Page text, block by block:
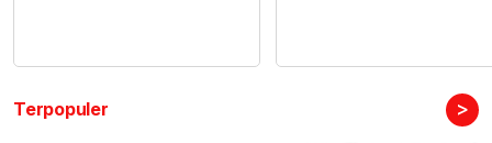
Terpopuler >